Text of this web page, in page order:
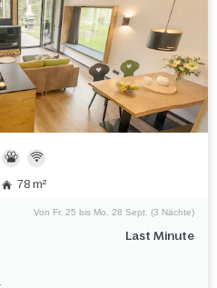
78 m²
Last Minute
Von Fr. 25 bis Mo. 28 Sept. (3 Nächte)